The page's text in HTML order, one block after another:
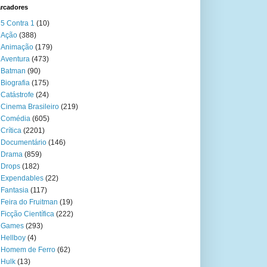
5 Contra 1 (10)
Ação (388)
Animação (179)
Aventura (473)
Batman (90)
Biografia (175)
Catástrofe (24)
Cinema Brasileiro (219)
Comédia (605)
Crítica (2201)
Documentário (146)
Drama (859)
Drops (182)
Expendables (22)
Fantasia (117)
Feira do Fruitman (19)
Ficção Científica (222)
Games (293)
Hellboy (4)
Homem de Ferro (62)
Hulk (13)